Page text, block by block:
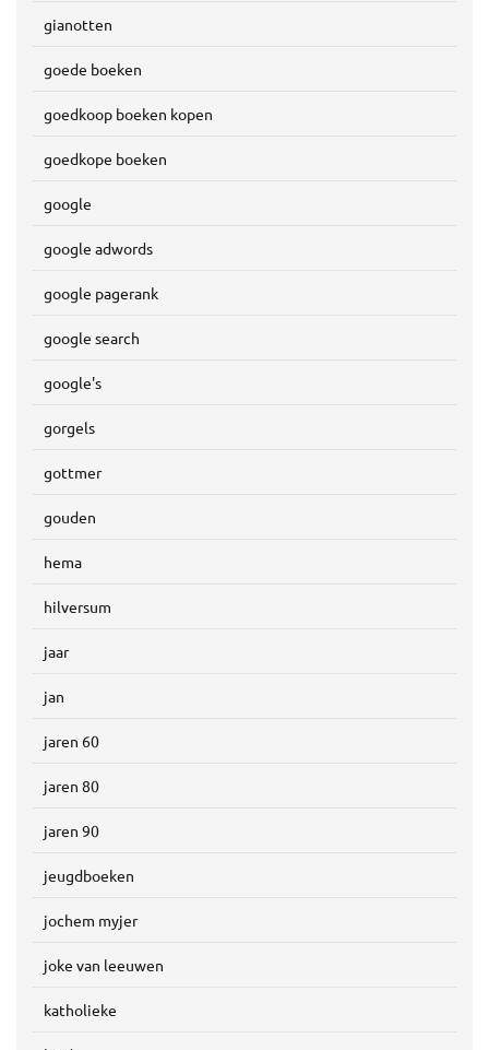
gianotten
goede boeken
goedkoop boeken kopen
goedkope boeken
google
google adwords
google pagerank
google search
google's
gorgels
gottmer
gouden
hema
hilversum
jaar
jan
jaren 60
jaren 80
jaren 90
jeugdboeken
jochem myjer
joke van leeuwen
katholieke